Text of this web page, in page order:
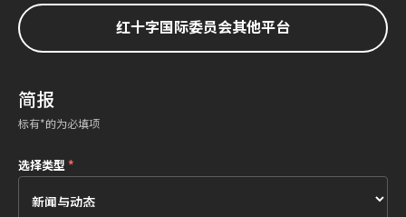
红十字国际委员会其他平台
简报
标有*的为必填项
选择类型 *